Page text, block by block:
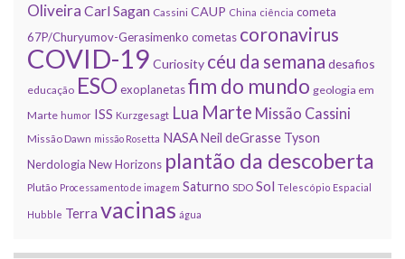
Oliveira Carl Sagan Cassini CAUP China ciência cometa
67P/Churyumov-Gerasimenko cometas coronavirus
COVID-19 Curiosity céu da semana desafios
educação ESOexoplanetasfim do mundo geologia em
Marte humor ISS Kurzgesagt Lua Marte Missão Cassini
Missão Dawn missão Rosetta NASANeil deGrasse Tyson
Nerdologia New Horizons plantão da descoberta
Plutão Processamento de imagem Saturno SDO Sol Telescópio Espacial
Hubble Terra vacinas água